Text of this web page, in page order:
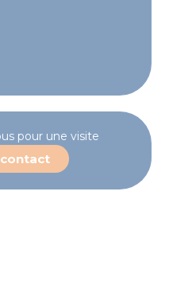
pour une visite